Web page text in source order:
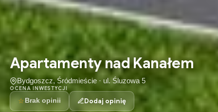
Apartamenty nad Kanałem
Bydgoszcz, Śródmieście · ul. Śluzowa 5
OCENA INWESTYCJI
☆ Brak opinii Dodaj opinię